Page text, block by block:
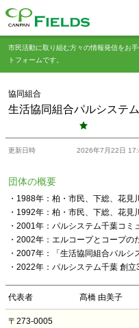
市民活動に取り組む方々の情報発信をお
トフォームです。
協同組合
生活協同組合パルシステ
更新日時 2026年7月22日
団体の概要
・1988年：柏・市民、下総、花
・1992年：柏・市民、下総、花
・2001年：パルシステム千葉コミ
・2002年：エルコープとコープの
・2007年：「生活協同組合パルシ
・2022年：パルシステム千葉 創立
代表者 髙橋 由美子
〒273-0005